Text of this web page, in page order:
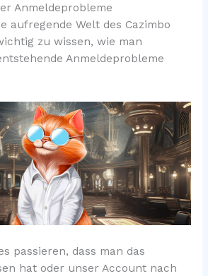
Anmeldeprobleme
aufregende Welt des Cazimbo
zu wissen, wie man
Anmeldeprobleme
passieren, dass man das
hat oder unser Account nach